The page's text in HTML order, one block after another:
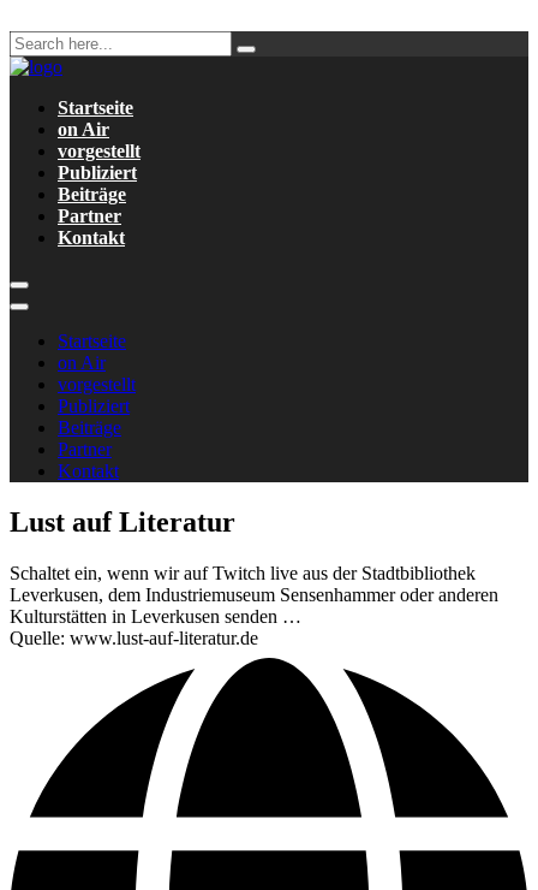
Startseite
on Air
vorgestellt
Publiziert
Beiträge
Partner
Kontakt
Startseite
on Air
vorgestellt
Publiziert
Beiträge
Partner
Kontakt
Lust auf Literatur
Schaltet ein, wenn wir auf Twitch live aus der Stadtbibliothek
Leverkusen, dem Industriemuseum Sensenhammer oder anderen
Kulturstätten in Leverkusen senden …
Quelle: www.lust-auf-literatur.de